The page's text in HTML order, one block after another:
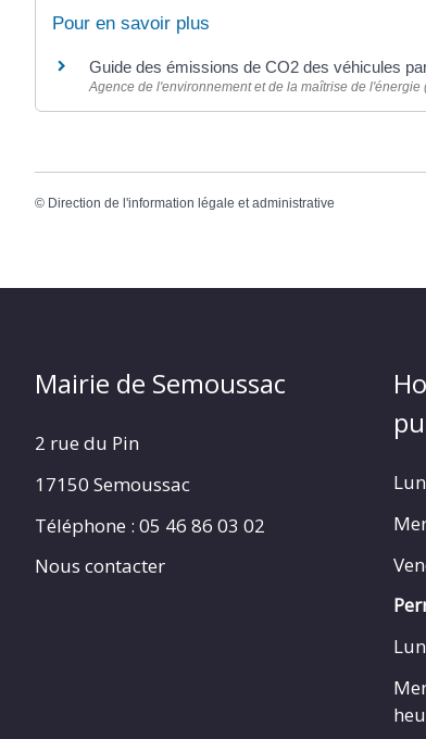
Pour en savoir plus
Guide des émissions de CO2 des véhicules
Agence de l'environnement et de la maîtrise de l'énergie
© Direction de l'information légale et administrative
Mairie de Semoussac
2 rue du Pin
17150 Semoussac
Téléphone : 05 46 86 03 02
Nous contacter